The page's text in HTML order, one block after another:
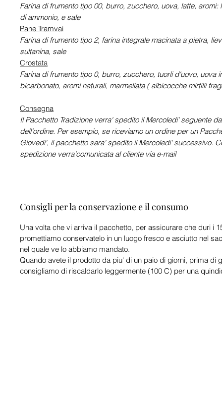
Farina di frumento tipo 00, burro, zucchero, uova, latte, aromi:
di ammonio, e sale
Pane Tramvai
Farina di frumento tipo 2, farina integrale macinata a pietra,
sultanina, sale
Crostata
Farina di frumento tipo 0, burro, zucchero, tuorli d'uovo, uova
bicarbonato, aromi naturali, marmellata ( albicocche mirtilli
Consegna
Il Pacchetto Tradizione verra' spedito il Mercoledi' seguente
dell'ordine. Per esempio, se riceviamo un ordine per un
Giovedi', il pacchetto sara' spedito il Mercoledi' successivo.
spedizione verra'comunicata al cliente via e-mail
Consigli per la conservazione e il consumo
Una volta che vi arriva il pacchetto, per assicurare che duri i
promettiamo conservatelo in un luogo fresco e asciutto nel
nel quale ve lo abbiamo mandato.
Quando avete il prodotto da piu' di un paio di giorni, prima di
consigliamo di riscaldarlo leggermente (100 C) per una